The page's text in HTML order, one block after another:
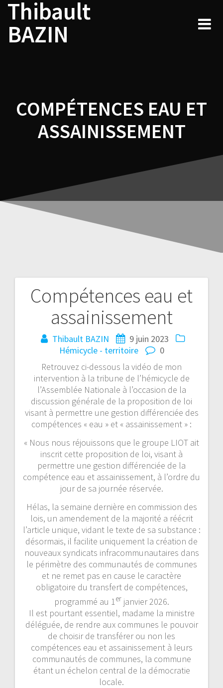
Skip
content
Thibault
BAZIN
COMPÉTENCES EAU ET
ASSAINISSEMENT
Compétences eau et
assainissement
Thibault BAZIN
9 juin 2023
Hémicycle - territoire
0
Retrouvez ci-dessous la vidéo de mon
intervention à la tribune de l’hémicycle de
l’Assemblée Nationale à l’occasion de la
discussion générale de la proposition de loi
visant à permettre une gestion différenciée des
compétences « eau » et « assainissement » :
« Nous nous réjouissons que le groupe LIOT ait
inscrit cette proposition de loi, visant à
permettre une gestion différenciée de la
compétence eau et assainissement, à l’ordre du
jour de sa journée réservée.
Hélas, la semaine dernière en commission des
lois, un amendement de la majorité a réécrit
l’article unique, vidant le texte de sa substance :
désormais, il facilite uniquement la création de
nouveaux syndicats infracommunautaires dans
le périmètre des communautés de communes
et ne remet pas en cause le caractère
obligatoire du transfert de compétences,
programmé au 1erjanvier 2026.
Il est pourtant essentiel, madame la ministre
déléguée, de rendre aux communes le pouvoir
de choisir de transférer ou non les
compétences eau et assainissement à leurs
communautés de communes, la commune
étant un échelon central de la démocratie
locale.
Navigation
de